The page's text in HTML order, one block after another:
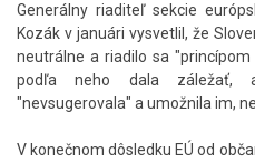
Generálny riaditeľ sekcie
Kozák v januári vysvetlil, že
neutrálne a riadilo sa
podľa neho dala záležať,
"nevsugerovala" a umožnila im,
V konečnom dôsledku EÚ od